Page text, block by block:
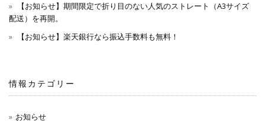
【お知らせ】期間限定で折り目のない人気のストレート（A3サイズ
配送）を再開。
【お知らせ】楽天銀行なら振込手数料も無料！
情報カテゴリー
お知らせ